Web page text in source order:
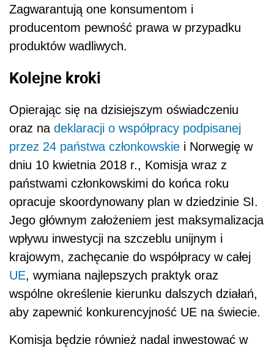
Zagwarantują one konsumentom i
producentom pewność prawa w przypadku
produktów wadliwych.
Kolejne kroki
Opierając się na dzisiejszym oświadczeniu
oraz na deklaracji o współpracy podpisanej
przez 24 państwa członkowskie i Norwegię w
dniu 10 kwietnia 2018 r., Komisja wraz z
państwami członkowskimi do końca roku
opracuje skoordynowany plan w dziedzinie SI.
Jego głównym założeniem jest maksymalizacja
wpływu inwestycji na szczeblu unijnym i
krajowym, zachęcanie do współpracy w całej
UE, wymiana najlepszych praktyk oraz
wspólne określenie kierunku dalszych działań,
aby zapewnić konkurencyjność UE na świecie.
Komisja będzie również nadal inwestować w